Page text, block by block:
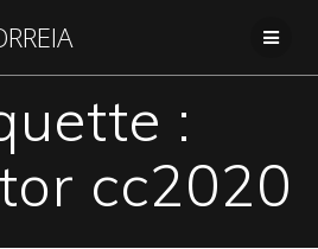
au
:
cc2020